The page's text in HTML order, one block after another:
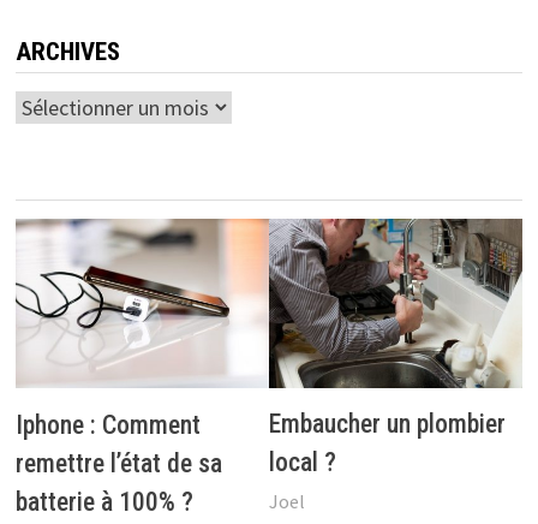
ARCHIVES
Archives
Iphone : Comment
remettre l’état de sa
batterie à 100% ?
Embaucher un plombier
local ?
Joel